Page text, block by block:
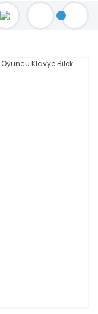
MAİL ATINIZ.